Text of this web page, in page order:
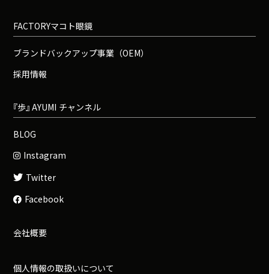
FACTORYマコト眼鏡
ブランドバックアップ事業（OEM）
採用情報
『歩』AYUMI チャンネル
BLOG
Instagram
Twitter
Facebook
会社概要
個人情報の取扱いについて